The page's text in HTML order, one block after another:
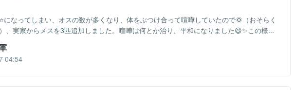
になってしまい、オスの数が多くなり、体をぶつけ合って喧嘩していたので💢（おそらく
、実家からメスを3匹追加しました。喧嘩は何とか治り、平和になりました😃✨この様...
04:54